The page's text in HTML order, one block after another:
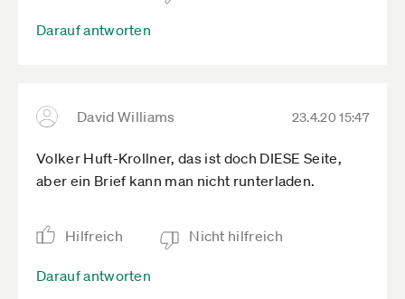
Darauf antworten
David Williams 23.4.20 15:47
Volker Huft-Krollner, das ist doch DIESE Seite,
aber ein Brief kann man nicht runterladen.
Hilfreich Nicht hilfreich
Darauf antworten